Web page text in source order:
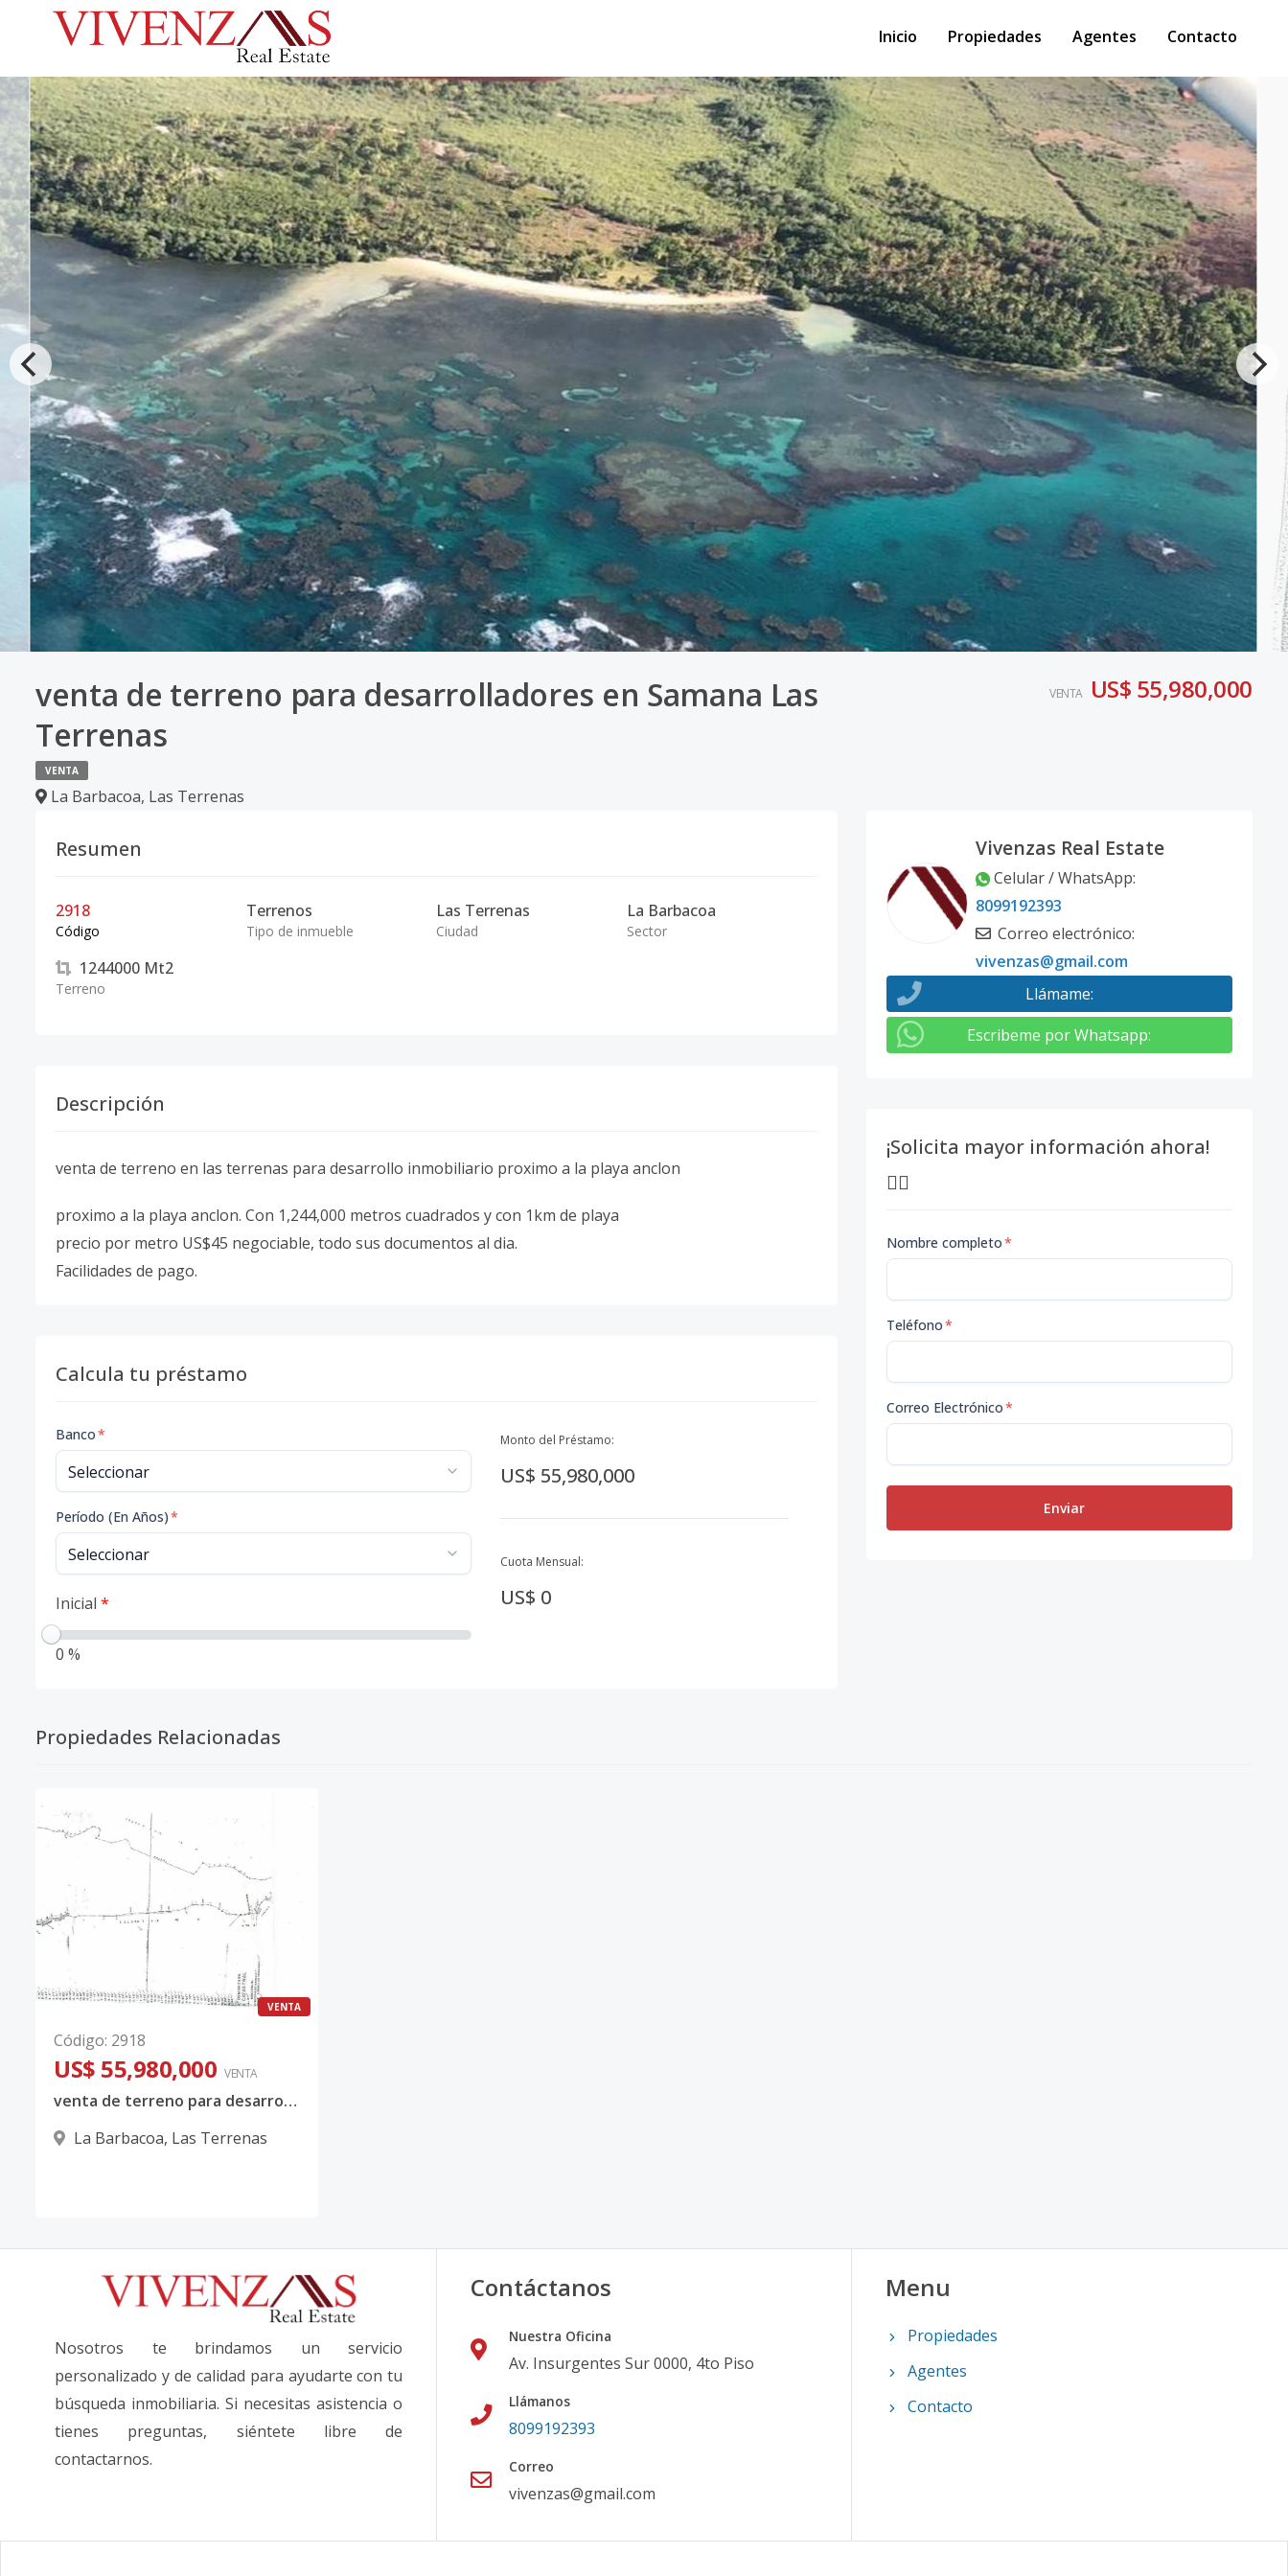
Inicio Propiedades Agentes Contacto
venta de terreno para desarrolladores en Samana Las
Terrenas
VENTA
La Barbacoa, Las Terrenas
VENTA US$ 55,980,000
Resumen
2918
Código
Terrenos
Tipo de inmueble
Las Terrenas
Ciudad
La Barbacoa
Sector
1244000 Mt2
Terreno
Descripción
venta de terreno en las terrenas para desarrollo inmobiliario proximo a la playa anclon
proximo a la playa anclon. Con 1,244,000 metros cuadrados y con 1km de playa
precio por metro US$45 negociable, todo sus documentos al dia.
Facilidades de pago.
Calcula tu préstamo
Banco*
Período (En Años)*
Inicial *
0 %
Monto del Préstamo:
US$ 55,980,000
Cuota Mensual:
US$ 0
Vivenzas Real Estate
Celular / WhatsApp:
8099192393
Correo electrónico:
vivenzas@gmail.com
Llámame:
Escribeme por Whatsapp:
¡Solicita mayor información ahora!
👇🏽
Nombre completo*
Teléfono*
Correo Electrónico*
Enviar
Propiedades Relacionadas
VENTA
Código: 2918
US$ 55,980,000 VENTA
venta de terreno para desarrolladores en Samana Las Terrenas
La Barbacoa, Las Terrenas
Nosotros te brindamos un servicio
personalizado y de calidad para ayudarte con tu
búsqueda inmobiliaria. Si necesitas asistencia o
tienes preguntas, siéntete libre de
contactarnos.
Contáctanos
Nuestra Oficina
Av. Insurgentes Sur 0000, 4to Piso
Llámanos
8099192393
Correo
vivenzas@gmail.com
Menu
Propiedades
Agentes
Contacto